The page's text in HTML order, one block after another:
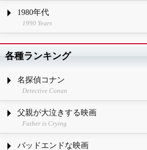
1980年代
1990 Years
各種ランキング
名探偵コナン
Detective Conan
父親が大泣きする映画
Father is Crying
バッドエンドな映画